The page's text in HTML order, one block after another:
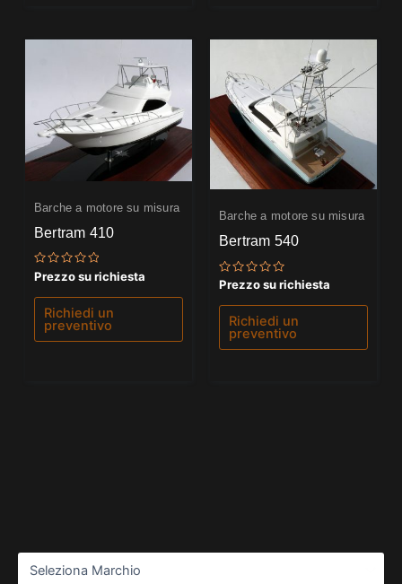
Barche a motore su misura
Bertram 410
Valutato
su
Prezzo su richiesta
Richiedi un
preventivo
Barche a motore su misura
Bertram 540
Valutato
su
Prezzo su richiesta
Richiedi un
preventivo